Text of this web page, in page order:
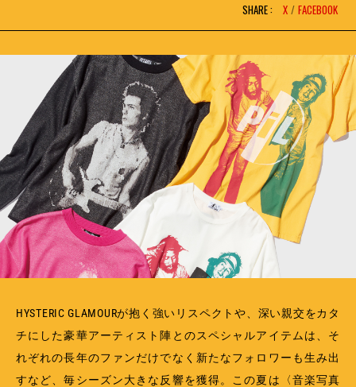
NFT PROJECTS
H.G.A.S.
HYSTERIC BOOTLEG
TABLOID
LOOKBOOK
COMPANY
RECRUIT
CONTACT
MEMBERSHIP
PRIVACY POLICY
SHARE : X FACEBOOK
HYSTERIC GLAMOURが抱く強いリスペクトや、深い親交をカタ
チにした豪華アーティスト陣とのスペシャルアイテムは、そ
れぞれの長年のファンだけでなく新たなフォロワーも生み出
すなど、毎シーズン大きな反響を獲得。この夏は〈音楽写真